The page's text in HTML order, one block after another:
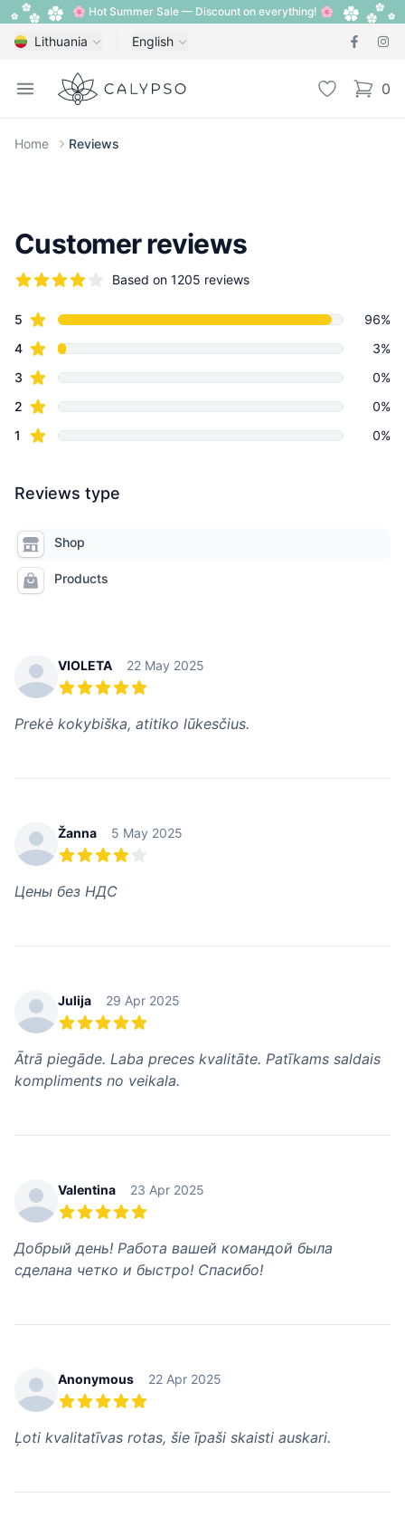
🌸 Hot Summer Sale — Discount on everything! 🌸
Lithuania English
Open menu
Calypso Wishlist 0
items
Home Reviews
Customer reviews
Based on 1205 reviews
Review data
5 star reviews
96%
4star reviews
3%
3 star reviews
0%
2 star reviews
0%
1 star reviews 0%
Reviews type
Shop
Products
Recent reviews
VIOLETA 22 May 2025
Prekė kokybiška, atitiko lūkesčius.
Žanna 5 May 2025
Цены без НДС
Julija 29 Apr 2025
Ātrā piegāde. Laba preces kvalitāte. Patīkams saldais
kompliments no veikala.
Valentina 23 Apr 2025
Добрый день! Работа вашей командой была
сделана четко и быстро! Спасибо!
Anonymous 22 Apr 2025
Ļoti kvalitatīvas rotas, šie īpaši skaisti auskari.